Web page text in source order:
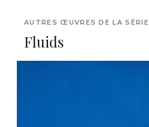
AUTRES ŒUVRES DE LA SÉRIE
Fluids